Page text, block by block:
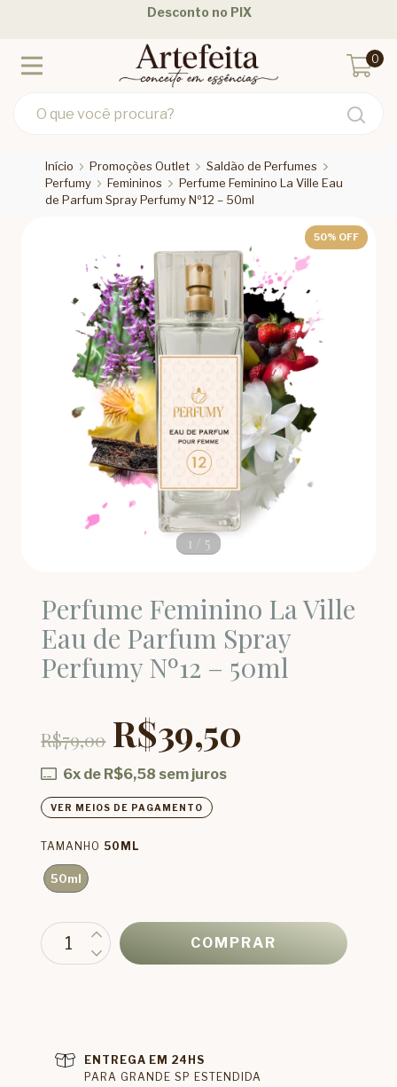
Desconto no PIX
0
Início Promoções Outlet
Saldão de Perfumes
Perfumy
Femininos
Perfume Feminino La Ville Eau
de Parfum Spray Perfumy Nº12 – 50ml
50% OFF
1 / 5
Perfume Feminino La Ville
Eau de Parfum Spray
Perfumy Nº12 – 50ml
R$79,00 R$39,50
6x de R$6,58 sem juros
VER MEIOS DE PAGAMENTO
TAMANHO 50ML
50ml
ENTREGA EM 24HS
PARA GRANDE SP ESTENDIDA